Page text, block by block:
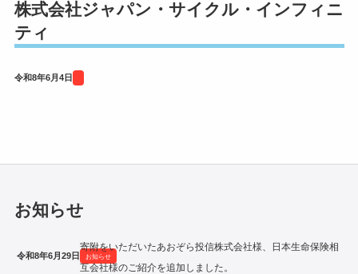
令和3年度寄附企業一覧
令和2年度寄附企業一覧
株式会社ジャパン・サイクル・インフィニ
ティ
令和8年6月4日
お知らせ
令和8年6月29日 お知らせ
寄附をいただいたあおぞら投信株式会社様、日本生命保険相
互会社様のご紹介を追加しました。